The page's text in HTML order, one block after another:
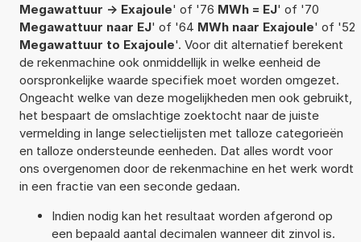
Megawattuur -> Exajoule' of '76 MWh = EJ' of '70
Megawattuur naar EJ' of '64 MWh naar Exajoule' of '52
Megawattuur to Exajoule'. Voor dit alternatief berekent
de rekenmachine ook onmiddellijk in welke eenheid de
oorspronkelijke waarde specifiek moet worden omgezet.
Ongeacht welke van deze mogelijkheden men ook gebruikt,
het bespaart de omslachtige zoektocht naar de juiste
vermelding in lange selectielijsten met talloze categorieën
en talloze ondersteunde eenheden. Dat alles wordt voor
ons overgenomen door de rekenmachine en het werk wordt
in een fractie van een seconde gedaan.
Indien nodig kan het resultaat worden afgerond op
een bepaald aantal decimalen wanneer dit zinvol is.